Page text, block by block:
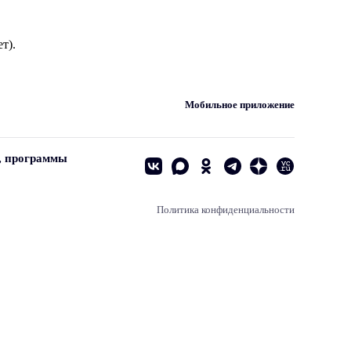
Мобильное приложение
программы
Политика конфиденциальности